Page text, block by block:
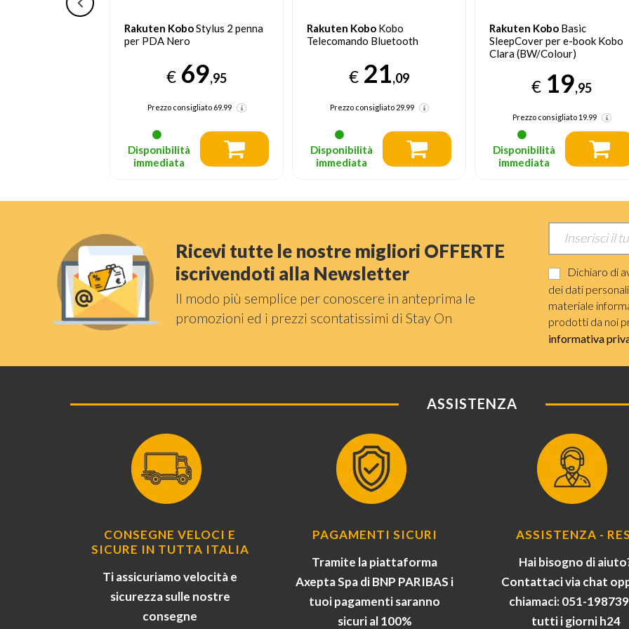
Rakuten KoboKobo
Telecomando Bluetooth
€ 21,09
Prezzo consigliato29.99
Disponibilità
immediata
Rakuten Kobo Basic
SleepCover per e-book Kobo
€ 19,95
Disponibilità
immediata
Rakuten Kobo Kobo
Telecomando Bluetooth white
€ 29
Disponibilità
immediata
Ricevi tutte le nostre migliori OFFERTE
iscrivendoti alla Newsletter
Il modo più semplice per conoscere in anteprima le
promozioni ed i prezzi scontatissimi di Stay On
Dichiaro di
dei dati
materiale
prodotti da noi
informativa
ASSISTENZA
CONSEGNE VELOCI E
SICURE IN TUTTA ITALIA
Ti assicuriamo velocità e
sicurezza sulle nostre
consegne
PAGAMENTI SICURI
Tramite la piattaforma
Axepta Spa di BNP PARIBAS i
tuoi pagamenti saranno
sicuri al 100%
ASSISTENZA -
Hai bisogno di
Contattaci via chat
chiamaci: 051-
tutti i giorni h24